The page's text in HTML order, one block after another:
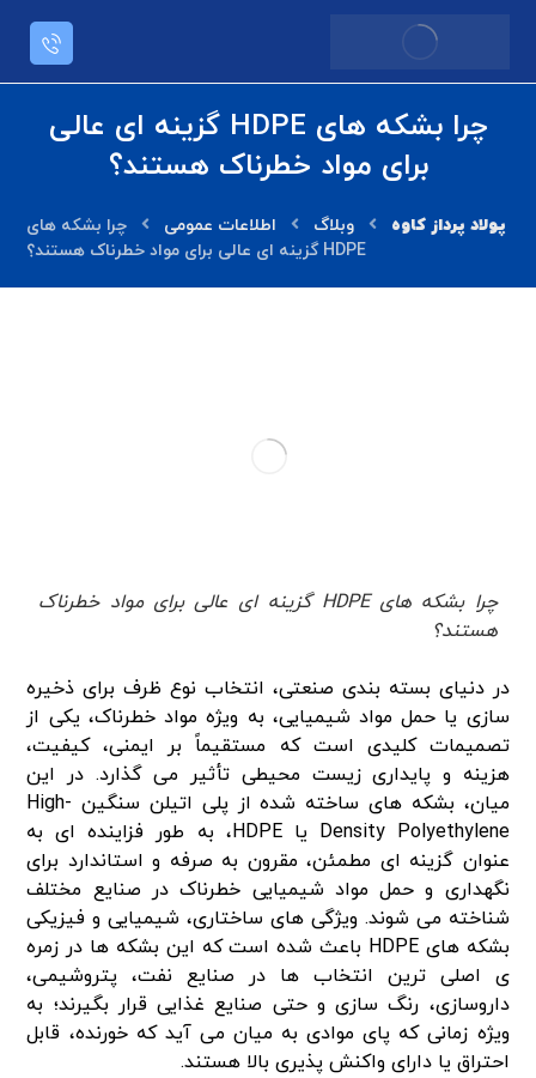
چرا بشکه های HDPE گزینه ای عالی
برای مواد خطرناک هستند؟
وبلاگ اطلاعات عمومی
چرا بشکه های
HDPE گزینه ای عالی برای مواد خطرناک هستند؟
چرا بشکه های HDPE گزینه ای عالی برای مواد خطرناک
هستند؟
در دنیای بسته بندی صنعتی، انتخاب نوع ظرف برای ذخیره
سازی یا حمل مواد شیمیایی، به ویژه مواد خطرناک، یکی از
تصمیمات کلیدی است که مستقیماً بر ایمنی، کیفیت،
هزینه و پایداری زیست محیطی تأثیر می گذارد. در این
میان، بشکه های ساخته شده از پلی اتیلن سنگین High-
Density Polyethylene یا HDPE، به طور فزاینده ای به
عنوان گزینه ای مطمئن، مقرون به صرفه و استاندارد برای
نگهداری و حمل مواد شیمیایی خطرناک در صنایع مختلف
شناخته می شوند. ویژگی های ساختاری، شیمیایی و فیزیکی
بشکه های HDPE باعث شده است که این بشکه ها در زمره
ی اصلی ترین انتخاب ها در صنایع نفت، پتروشیمی،
داروسازی، رنگ سازی و حتی صنایع غذایی قرار بگیرند؛ به
ویژه زمانی که پای موادی به میان می آید که خورنده، قابل
احتراق یا دارای واکنش پذیری بالا هستند.